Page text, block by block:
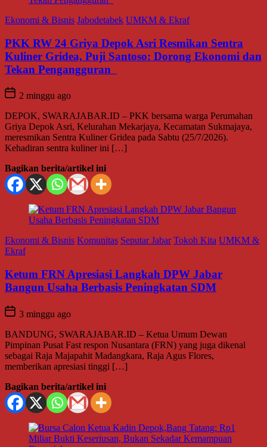
Ekonomi & Bisnis Jabodetabek UMKM & Ekraf
PKK RW 24 Griya Depok Asri Resmikan Sentra
Kuliner Gridea, Puji Santoso: Dorong Ekonomi dan
Tekan Pengangguran
2 minggu ago
DEPOK, SWARAJABAR.ID – PKK bersama warga Perumahan
Griya Depok Asri, Kelurahan Mekarjaya, Kecamatan Sukmajaya,
meresmikan Sentra Kuliner Gridea pada Sabtu (25/7/2026).
Kehadiran sentra kuliner ini […]
Bagikan berita/artikel ini
Ekonomi & Bisnis Komunitas Seputar Jabar Tokoh Kita UMKM &
Ekraf
Ketum FRN Apresiasi Langkah DPW Jabar
Bangun Usaha Berbasis Peningkatan SDM
3 minggu ago
BANDUNG, SWARAJABAR.ID – Ketua Umum Dewan
Pimpinan Pusat Fast respon Nusantara (FRN) yang juga dikenal
sebagai Raja Majapahit Madangkara, Raja Agus Flores,
memberikan apresiasi tinggi […]
Bagikan berita/artikel ini